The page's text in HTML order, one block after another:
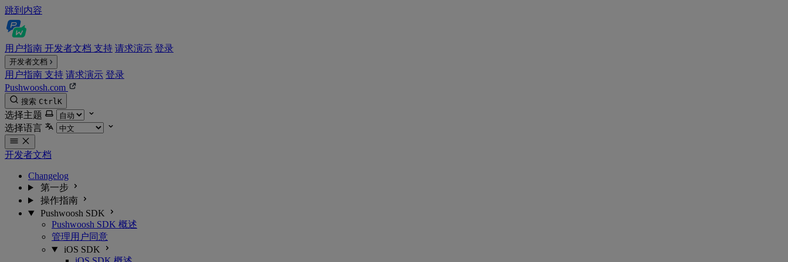
跳到内容
用户指南 开发者文档 支持 请求演示 登录
开发者文档
用户指南 支持 请求演示 登录
Pushwoosh.com
搜索 CtrlK
选择主题
选择语言
开发者文档
Changelog
第一步
操作指南
Pushwoosh SDK
Pushwoosh SDK 概述
管理用户同意
iOS SDK